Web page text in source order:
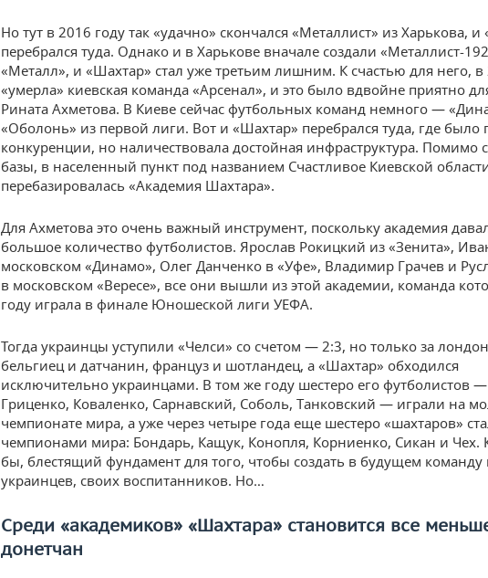
Но тут в 2016 году так «удачно» скончался «Металлист» из Харькова, и
перебрался туда. Однако и в Харькове вначале создали «Металлист-
«Металл», и «Шахтар» стал уже третьим лишним. К счастью для него, в
«умерла» киевская команда «Арсенал», и это было вдвойне приятно
Рината Ахметова. В Киеве сейчас футбольных команд немного —
«Оболонь» из первой лиги. Вот и «Шахтар» перебрался туда, где
конкуренции, но наличествовала достойная инфраструктура. Помимо
базы, в населенный пункт под названием Счастливое Киевской
перебазировалась «Академия Шахтара».
Для Ахметова это очень важный инструмент, поскольку академия
большое количество футболистов. Ярослав Рокицкий из «Зенита»,
московском «Динамо», Олег Данченко в «Уфе», Владимир Грачев и
в московском «Вересе», все они вышли из этой академии, команда
году играла в финале Юношеской лиги УЕФА.
Тогда украинцы уступили «Челси» со счетом — 2:3, но только за
бельгиец и датчанин, француз и шотландец, а «Шахтар» обходился
исключительно украинцами. В том же году шестеро его футболистов —
Гриценко, Коваленко, Сарнавский, Соболь, Танковский — играли на
чемпионате мира, а уже через четыре года еще шестеро «шахтаров»
чемпионами мира: Бондарь, Кащук, Конопля, Корниенко, Сикан и Чех.
бы, блестящий фундамент для того, чтобы создать в будущем команду
украинцев, своих воспитанников. Но…
Среди «академиков» «Шахтара» становится все
донетчан